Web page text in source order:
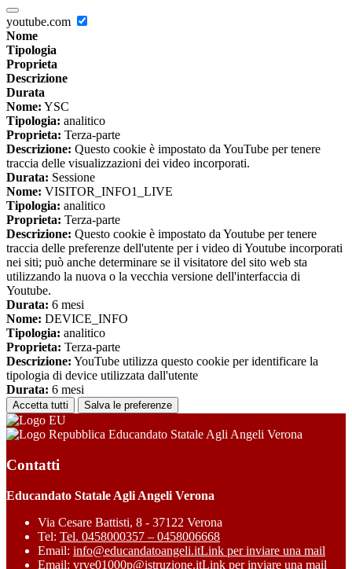
youtube.com
Nome
Tipologia
Proprieta
Descrizione
Durata
Nome: YSC
Tipologia: analitico
Proprieta: Terza-parte
Descrizione: Questo cookie è impostato da YouTube per tenere
traccia delle visualizzazioni dei video incorporati.
Durata: Sessione
Nome: VISITOR_INFO1_LIVE
Tipologia: analitico
Proprieta: Terza-parte
Descrizione: Questo cookie è impostato da Youtube per tenere
traccia delle preferenze dell'utente per i video di Youtube incorporati
nei siti; può anche determinare se il visitatore del sito web sta
utilizzando la nuova o la vecchia versione dell'interfaccia di
Youtube.
Durata: 6 mesi
Nome: DEVICE_INFO
Tipologia: analitico
Proprieta: Terza-parte
Descrizione: YouTube utilizza questo cookie per identificare la
tipologia di device utilizzata dall'utente
Durata: 6 mesi
Accetta tutti Salva le preferenze
Educandato Statale Agli Angeli Verona
Contatti
Educandato Statale Agli Angeli Verona
Via Cesare Battisti, 8 - 37122 Verona
Tel: Tel. 0458000357 – 0458006668
Email: info@educandatoangeli.itLink per inviare una mail
Email: vrve01000p@istruzione.itLink per inviare una mail